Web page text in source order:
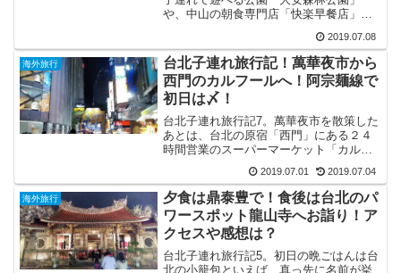
や、中山の朝食専門店「快楽早餐店」、
あるのか？場所やアクセス、行ってみた
感想をご紹介しています。
2019.07.08
海外旅行
台北子連れ旅行記！萬華夜市から
西門のカルフールへ！阿宗麺線で
初日は〆！
台北子連れ旅行記7。萬華夜市を散策した
あとは、台北の原宿「西門」にある２４
時間営業のスーパーマーケット「カルフ
麺線」でこの日の食事を締めて、中山の
オレンジホテルへUberで帰ります。
2019.07.01 2019.07.04
海外旅行
夕食は鼎泰豊で！食後は台北のパ
ワースポット龍山寺へお詣り！ア
クセスや感想は？
台北子連れ旅行記5。初日の晩ごはんは台
北の小籠包といえば、真っ先に名前が挙